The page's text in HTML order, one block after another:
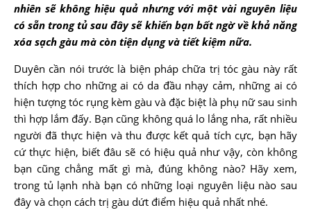
nhiên sẽ không hiệu quả nhưng với một vài nguyên liệu
có sẵn trong tủ sau đây sẽ khiến bạn bất ngờ về khả năng
xóa sạch gàu mà còn tiện dụng và tiết kiệm nữa.
Duyên cần nói trước là biện pháp chữa trị tóc gàu này rất
thích hợp cho những ai có da đầu nhạy cảm, những ai có
hiện tượng tóc rụng kèm gàu và đặc biệt là phụ nữ sau sinh
thì hợp lắm đấy. Bạn cũng không quá lo lắng nha, rất nhiều
người đã thực hiện và thu được kết quả tích cực, bạn hãy
cứ thực hiện, biết đâu sẽ có hiệu quả như vậy, còn không
bạn cũng chẳng mất gì mà, đúng không nào? Hãy xem,
trong tủ lạnh nhà bạn có những loại nguyên liệu nào sau
đây và chọn cách trị gàu dứt điểm hiệu quả nhất nhé.